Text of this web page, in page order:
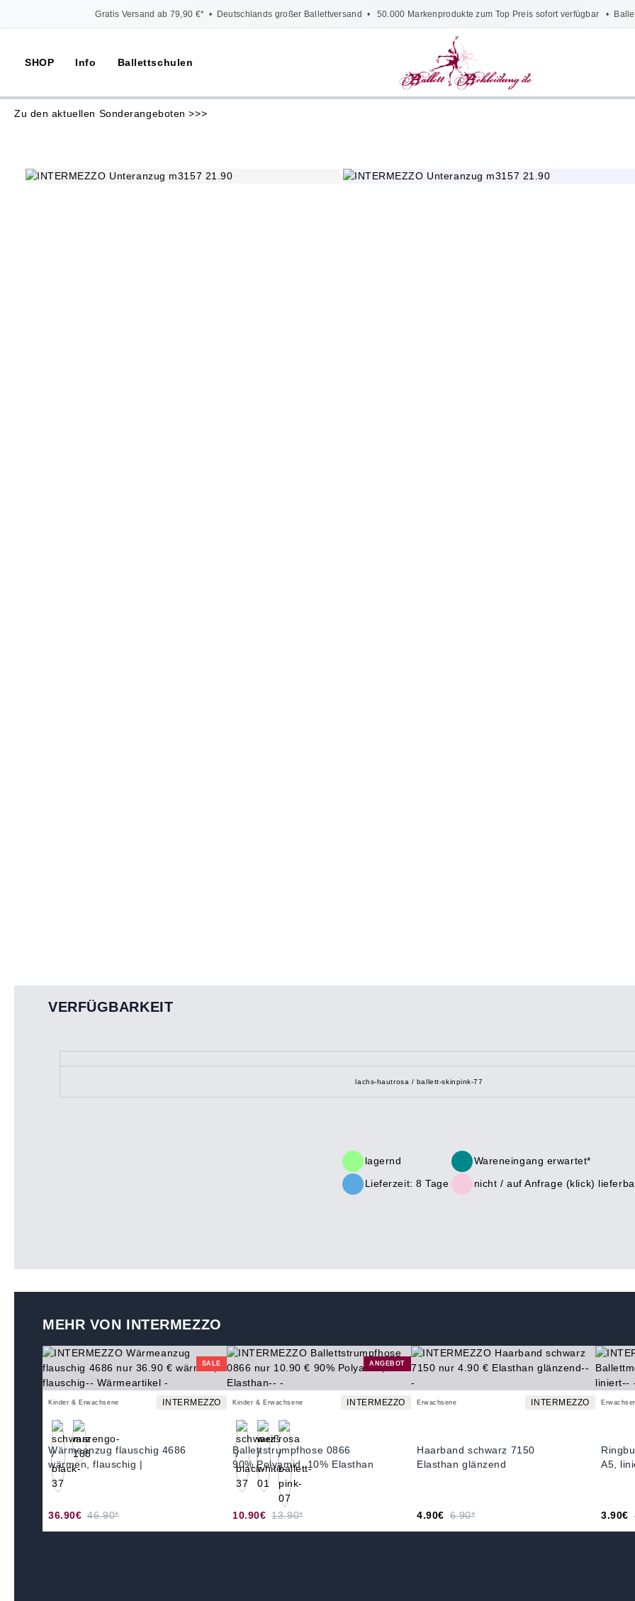
Gratis Versand ab 79,90 €* • Deutschlands großer Ballettversand • 50.000 Markenprodukte zum Top Preis sofort verfügbar •
SHOP Info Ballettschulen
Zu den aktuellen Sonderangeboten >>>
VERFÜGBARKEIT
lachs-hautrosa / ballett-skinpink-77
lagernd
Wareneingang erwartet*
Lieferzeit: 8 Tage
nicht / auf Anfrage (klick)
MEHR VON INTERMEZZO
SALE
Kinder & Erwachsene INTERMEZZO
Wärmeanzug flauschig 4686
wärmen, flauschig |
36.90€ 46.90*
ANGEBOT
Kinder & Erwachsene INTERMEZZO
Ballettstrumpfhose 0866
90% Polyamid, 10% Elasthan
10.90€ 13.90*
Erwachsene INTERMEZZO
Haarband schwarz 7150
Elasthan glänzend
4.90€ 6.90*
A5,
3.90€